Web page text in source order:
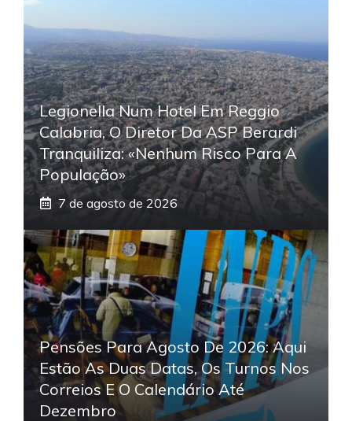
Legionella Num Hotel Em Reggio
Calabria, O Diretor Da ASP Berardi
Tranquiliza: «Nenhum Risco Para A
População»
7 de agosto de 2026
Pensões Para Agosto De 2026: Aqui
Estão As Duas Datas, Os Turnos Nos
Correios E O Calendário Até
Dezembro